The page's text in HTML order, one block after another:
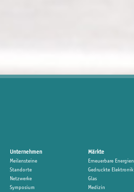
Unternehmen
Meilensteine
Standorte
Netzwerke
Symposium
Märkte
Erneuerbare Energien
Gedruckte Elektronik
Glas
Medizin